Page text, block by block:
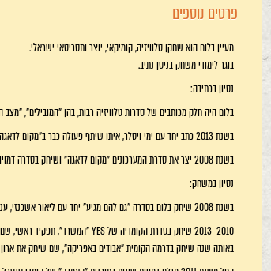
פרטים נוספים
מעיין בלום הוא שחקן טלוויזיה, קומיקאי, יוצר ותסריטאי ישראלי.
בוגר לימודי משחק בניסן נתיב.
נסיון בכתיבה:
בלום היה חלק מכותבים של סדרות טלוויזיה רבות, בהן "המובילים",
בשנת 2013 כתב יחד עם ימי ויסלר, איתו שיתף פעולה כבר ב"מקום לדאגה", את סדרת האימה הקומית "המגפה", של HOT, אודות דיירי אחוזה מפוארת הנדבקים במגפה המתפשטת בבניין.
בשנת 2008 יצר את סדרת המערכונים "מקום לדאגה" ושיחק בסדרה דמויות שונות.
נסיון במשחק:
בשנת 2008 שיחק בלום בסדרה "גם להם מגיע" יחד עם ליאור אשכנזי, ענת מגן שבו ועוד.
2010–2013 שיחק בסדרת הקומדיה של YES "המשרד", תפקיד ראשי, שם גילם את יריב שאולי, לצד דביר בנדק.
באותה שנה שיחק בדרמה הקומית "אבודים באפריקה", שם שיחק את ארון